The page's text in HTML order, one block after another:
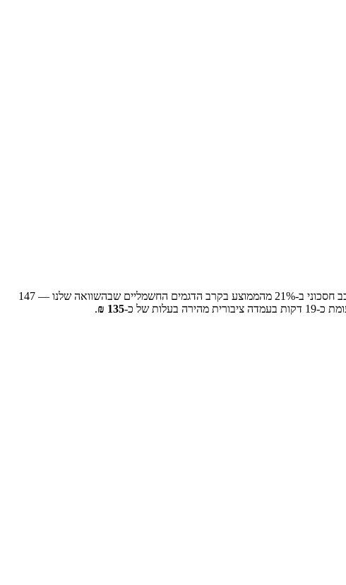
חסכוני ב- 21% מהממוצע בקרב הדגמים החשמליים שבהשוואה שלנו —
147
כ-19 דקות בעמדה ציבורית מהירה בעלות של כ-135
₪
.